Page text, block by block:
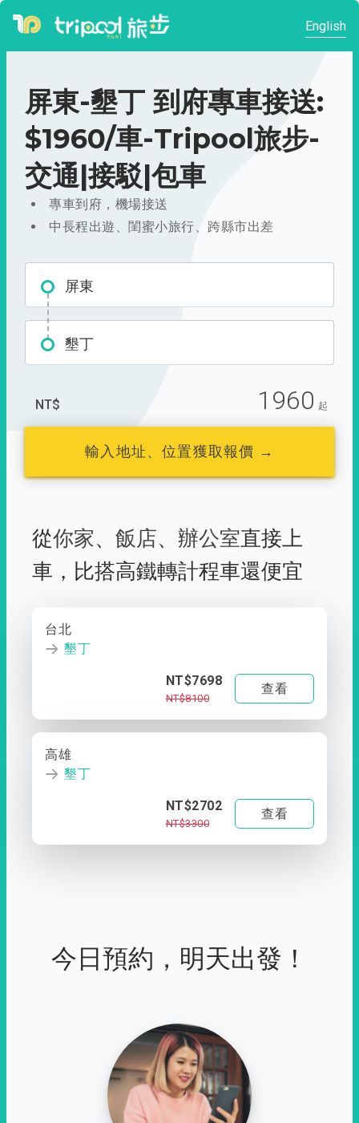
English
屏東-墾丁 到府專車接送:
$1960/車-Tripool旅步-
交通|接駁|包車
專車到府，機場接送
中長程出遊、閨蜜小旅行、跨縣市出差
屏東
墾丁
NT$ 1960 起
輸入地址、位置獲取報價 →
從你家、 飯店、 辦公室直接上
車， 比搭高鐵轉計程車還便宜
台北
墾丁
NT$7698
NT$8100
查看
高雄
墾丁
NT$2702
NT$3300
查看
今日預約，明天出發！